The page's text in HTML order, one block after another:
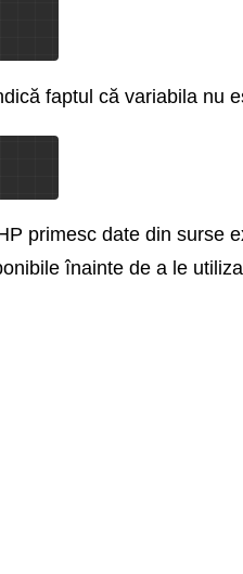
faptul că variabila nu
primesc date din surse
înainte de a le